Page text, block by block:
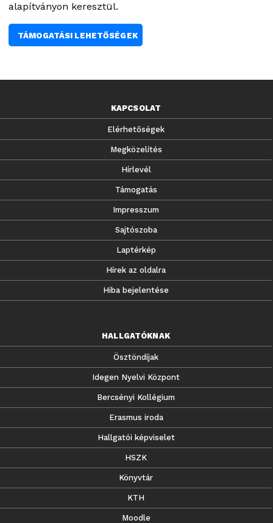
alapítványon keresztül.
TÁMOGATÁSI LEHETŐSÉGEK
KAPCSOLAT
Elérhetőségek
Megközelítés
Hírlevél
Támogatás
Impresszum
Sajtószoba
Laptérkép
Hírek az oldalra
Hiba bejelentése
HALLGATÓKNAK
Ösztöndíjak
Idegen Nyelvi Központ
Bercsényi Kollégium
Erasmus iroda
Hallgatói képviselet
HSZK
Könyvtár
KTH
Moodle